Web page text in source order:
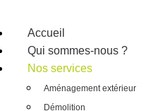
Accueil
Qui sommes-nous ?
Nos services
Aménagement extérieur
Démolition